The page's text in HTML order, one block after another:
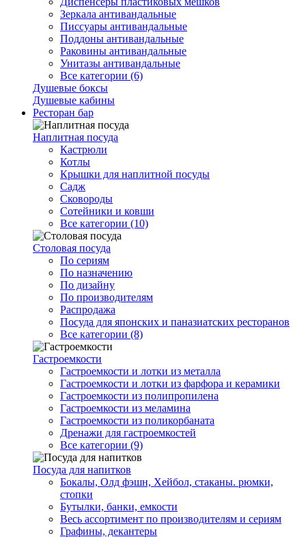
Зеркала антивандальные
Писсуары антивандальные
Поддоны антивандальные
Раковины антивандальные
Унитазы антивандальные
Все категории (6)
Душевые боксы
Душевые кабины
Ресторан бар
Наплитная посуда
Кастрюли
Котлы
Крышки для наплитной посуды
Садж
Сковороды
Сотейники и ковши
Все категории (10)
Столовая посуда
По сериям
По назначению
По дизайну
По производителям
Распродажа
Посуда для японских и паназиатских ресторанов
Все категории (8)
Гастроемкости
Гастроемкости и лотки из металла
Гастроемкости и лотки из фарфора и керамики
Гастроемкости из полипропилена
Гастроемкости из меламина
Гастроемкости из поликорбаната
Дренажи для гастроемкостей
Все категории (9)
Посуда для напитков
Бокалы, Олд фэшн, Хейбол, стаканы. рюмки,
стопки
Бутылки, банки, емкости
Весь ассортимент по производителям и сериям
Графины, декантеры